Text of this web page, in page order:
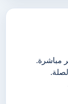
مباشرة.